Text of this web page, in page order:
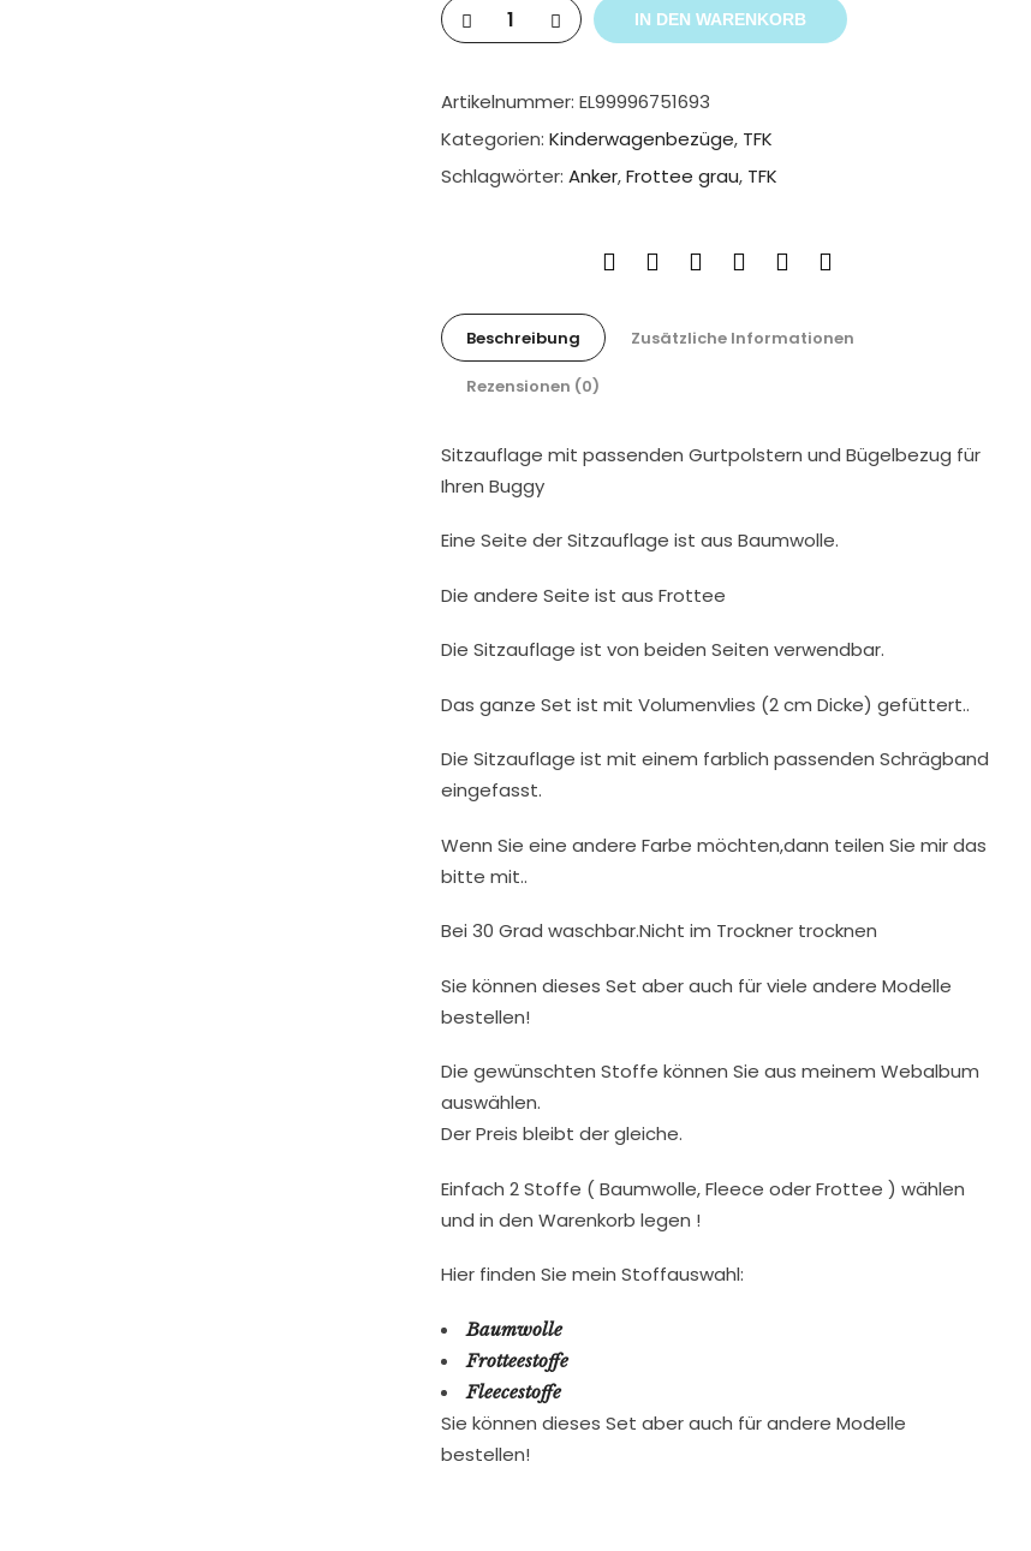
IN DEN WARENKORB
Artikelnummer: EL99996751693
Kategorien: Kinderwagenbezüge, TFK
Schlagwörter: Anker,Frottee grau, TFK
Beschreibung Zusätzliche Informationen
Rezensionen (0)
Sitzauflage mit passenden Gurtpolstern und Bügelbezug für
Ihren Buggy
Eine Seite der Sitzauflage ist aus Baumwolle.
Die andere Seite ist aus Frottee
Die Sitzauflage ist von beiden Seiten verwendbar.
Das ganze Set ist mit Volumenvlies (2 cm Dicke) gefüttert..
Die Sitzauflage ist mit einem farblich passenden Schrägband
eingefasst.
Wenn Sie eine andere Farbe möchten,dann teilen Sie mir das
bitte mit..
Bei 30 Grad waschbar.Nicht im Trockner trocknen
Sie können dieses Set aber auch für viele andere Modelle
bestellen!
Die gewünschten Stoffe können Sie aus meinem Webalbum
auswählen.
Der Preis bleibt der gleiche.
Einfach 2 Stoffe ( Baumwolle, Fleece oder Frottee ) wählen
und in den Warenkorb legen !
Hier finden Sie mein Stoffauswahl:
Baumwolle
Frotteestoffe
Fleecestoffe
Sie können dieses Set aber auch für andere Modelle
bestellen!